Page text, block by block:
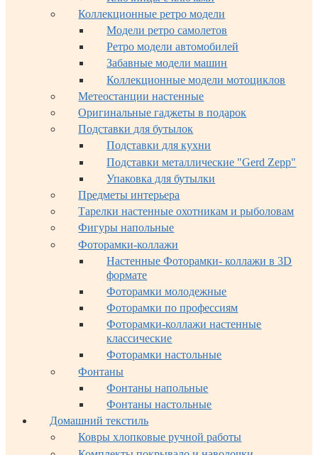
Коллекционные ретро модели
Модели ретро самолетов
Ретро модели автомобилей
Забавные модели машин
Коллекционные модели мотоциклов
Метеостанции настенные
Оригинальные гаджеты в подарок
Подставки для бутылок
Подставки для кухни
Подставки металлические "Gerd Zepp"
Упаковка для бутылки
Предметы интерьера
Тарелки настенные охотникам и рыболовам
Фигуры напольные
Фоторамки-коллажи
Настенные Фоторамки- коллажи в 3D
формате
Фоторамки молодежные
Фоторамки по профессиям
Фоторамки-коллажи настенные
классические
Фоторамки настольные
Фонтаны
Фонтаны напольные
Фонтаны настольные
Домашний текстиль
Ковры хлопковые ручной работы